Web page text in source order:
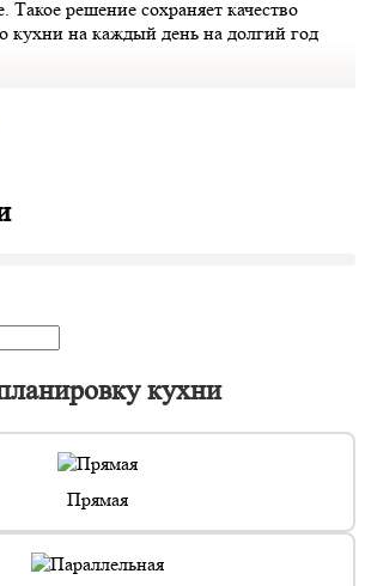
Такое решение сохраняет качество
кухни на каждый день на долгий год
кухни
Прямая